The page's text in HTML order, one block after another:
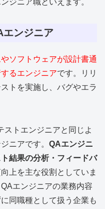
ジニア職といえます。
エンジニア
ソフトウェアが設計書通
るエンジニアです。リリ
トを実施し、バグやエラ
ストエンジニアと同じよ
ニアです。 QAエンジニ
結果の分析・フィードバ
上を主な役割としていま
エンジニアの業務内容
同職種として扱う企業も